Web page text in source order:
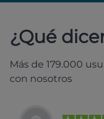
¿Qué
Más de 179.000
con nosotros